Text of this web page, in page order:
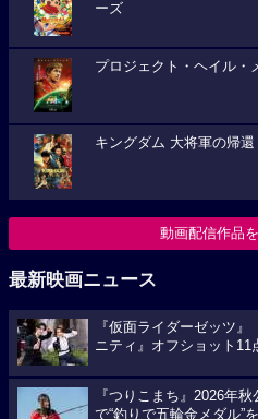
ーズ
プロジェクト・ヘイル・
キングダム 大将軍の帰還
動画配信作品
最新映画ニュース
『仮面ライダーゼッツ
ニティ』オフショット11
『つりこまち』2026年
で“釣りで五輪金メダル”